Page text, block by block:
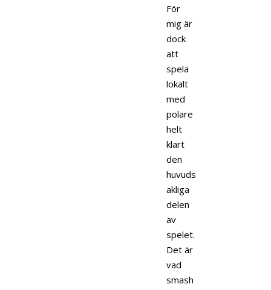
För
mig är
dock
att
spela
lokalt
med
polare
helt
klart
den
huvuds
akliga
delen
av
spelet.
Det är
vad
smash